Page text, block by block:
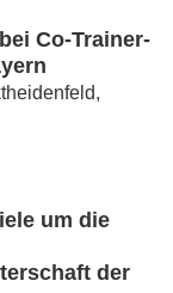
Co-Trainer-
um die
der